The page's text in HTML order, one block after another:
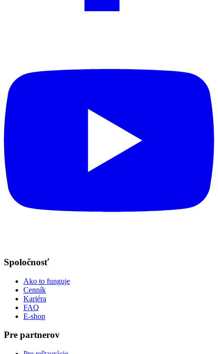
Spoločnosť
Ako to funguje
Cenník
Kariéra
FAQ
E-shop
Pre partnerov